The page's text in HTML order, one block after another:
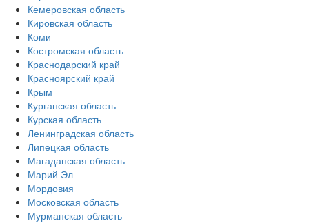
Кемеровская область
Кировская область
Коми
Костромская область
Краснодарский край
Красноярский край
Крым
Курганская область
Курская область
Ленинградская область
Липецкая область
Магаданская область
Марий Эл
Мордовия
Московская область
Мурманская область